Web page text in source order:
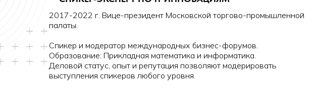
2017-2022 г. Вице-президент Московской торгово-промышленной
палаты.
Спикер и модератор международных бизнес-форумов.
Образование: Прикладная математика и информатика.
Деловой статус, опыт и репутация позволяют модерировать
выступления спикеров любого уровня.